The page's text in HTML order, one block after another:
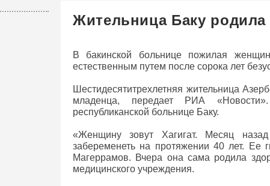
Жительница Баку родила
В бакинской больнице пожилая
естественным путем после сорока лет
Шестидесятитрехлетняя жительница
младенца, передает РИА
республиканской больнице Баку.
«Женщину зовут Хагигат. Месяц
забеременеть на протяжении 40 лет. Ее
Магеррамов. Вчера она сама родила
медицинского учреждения.